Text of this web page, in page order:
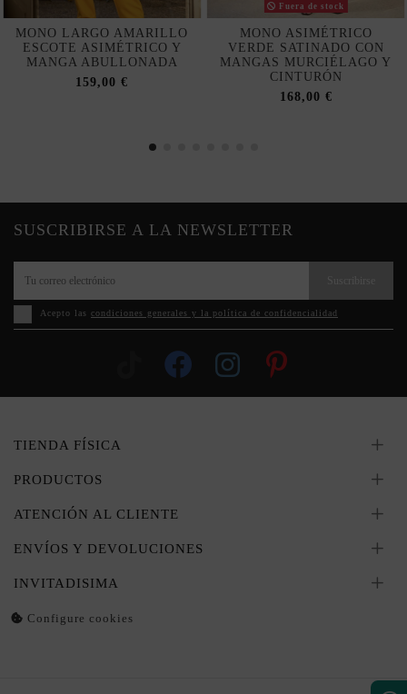
MONO LARGO AMARILLO
ESCOTE ASIMÉTRICO Y
MANGA ABULLONADA
159,00 €
Fuera de stock
MONO ASIMÉTRICO
VERDE SATINADO CON
MANGAS MURCIÉLAGO Y
CINTURÓN
168,00 €
SUSCRIBIRSE A LA NEWSLETTER
Acepto las condiciones generales y la política de confidencialidad
TIENDA FÍSICA
PRODUCTOS
ATENCIÓN AL CLIENTE
ENVÍOS Y DEVOLUCIONES
INVITADISIMA
Configure cookies